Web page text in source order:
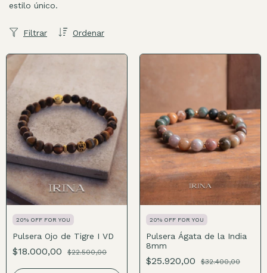
estilo único.
Ordenar
Filtrar
20% OFF FOR YOU
Pulsera Ojo de Tigre I VD
$18.000,00 $22.500,00
20% OFF FOR YOU
Pulsera Ágata de la India
8mm
$25.920,00 $32.400,00